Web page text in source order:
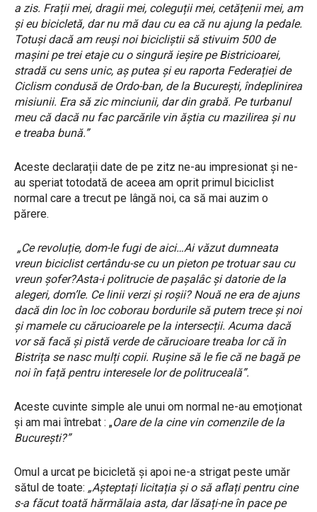
a zis. Frații mei, dragii mei, coleguții mei, cetățenii mei, am
și eu bicicletă, dar nu mă dau cu ea că nu ajung la pedale.
Totuși dacă am reuși noi bicicliștii să stivuim 500 de
mașini pe trei etaje cu o singură ieșire pe Bistricioarei,
stradă cu sens unic, aș putea și eu raporta Federației de
Ciclism condusă de Ordo-ban, de la București, îndeplinirea
misiunii. Era să zic minciunii, dar din grabă. Pe turbanul
meu că dacă nu fac parcările vin ăștia cu mazilirea și nu
e treaba bună.”
Aceste declarații date de pe zitz ne-au impresionat și ne-
au speriat totodată de aceea am oprit primul biciclist
normal care a trecut pe lângă noi, ca să mai auzim o
părere.
„Ce revoluție, dom-le fugi de aici…Ai văzut dumneata
vreun biciclist certându-se cu un pieton pe trotuar sau cu
vreun șofer?Asta-i politrucie de pașalâc și datorie de la
alegeri, dom’le. Ce linii verzi și roșii? Nouă ne era de ajuns
dacă din loc în loc coborau bordurile să putem trece și noi
și mamele cu cărucioarele pe la intersecții. Acuma dacă
vor să facă și pistă verde de cărucioare treaba lor că în
Bistrița se nasc mulți copii. Rușine să le fie că ne bagă pe
noi în față pentru interesele lor de politruceală”.
Aceste cuvinte simple ale unui om normal ne-au emoționat
și am mai întrebat : „Oare de la cine vin comenzile de la
București?”
Omul a urcat pe bicicletă și apoi ne-a strigat peste umăr
sătul de toate: „Așteptați licitația și o să aflați pentru cine
s-a făcut toată hărmălaia asta, dar lăsați-ne în pace pe